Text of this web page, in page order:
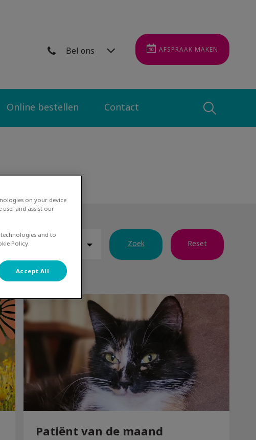
Bel ons AFSPRAAK MAKEN
Online bestellen Contact
Zoek Reset
Patiënt van de maand
Patiënt van de maand
on your device
and assist our
and to
Policy.
Accept All